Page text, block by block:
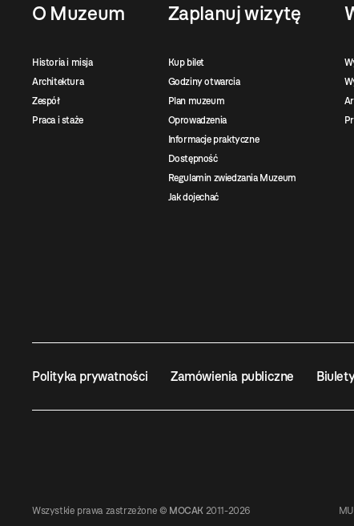
O Muzeum
Historia i misja
Architektura
Zespół
Praca i staże
Zaplanuj wizytę
Kup bilet
Godziny otwarcia
Plan muzeum
Oprowadzenia
Informacje praktyczne
Dostępność
Regulamin zwiedzania Muzeum
Jak dojechać
Polityka prywatności Zamówienia publiczne
Wszystkie prawa zastrzeżone © MOCAK 2011-2026